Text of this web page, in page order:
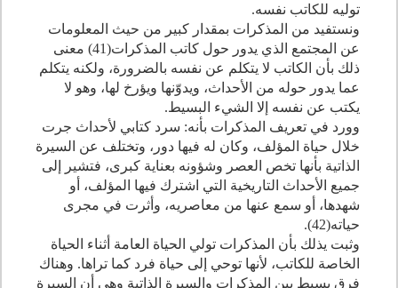
توليه للكاتب نفسه.
ونستفيد من المذكرات بمقدار كبير من حيث المعلومات
عن المجتمع الذي يدور حول كاتب المذكرات(41) معنى
ذلك بأن الكاتب لا يتكلم عن نفسه بالضرورة، ولكنه يتكلم
عما يدور حوله من الأحداث، ويدوّنها ويؤرخ لها، وهو لا
يكتب عن نفسه إلا الشيء البسيط.
وورد في تعريف المذكرات بأنه: سرد كتابي لأحداث جرت
خلال حياة المؤلف، وكان له فيها دور، وتختلف عن السيرة
الذاتية بأنها تخص العصر وشؤونه بعناية كبرى، فتشير إلى
جميع الأحداث التاريخية التي اشترك فيها المؤلف، أو
شهدها، أو سمع عنها من معاصريه، وأثرت في مجرى
حياته(42
).
وثبت يذلك بأن المذكرات تولي الحياة العامة أثناء الحياة
الخاصة للكاتب، لأنها توحي إلى حياة فرد كما تراها. وهناك
فرق بسيط بين المذكرات والسيرة الذاتية وهي أن السيرة